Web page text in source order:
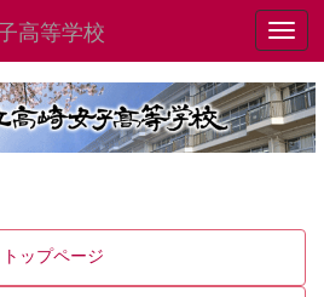
高等学校
トップページ